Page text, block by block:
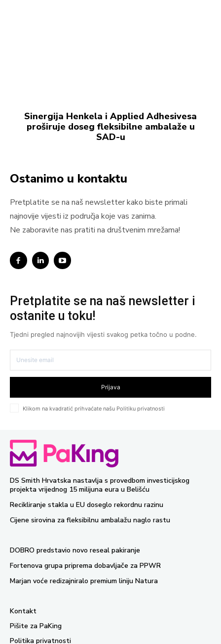
Sinergija Henkela i Applied Adhesivesa
proširuje doseg fleksibilne ambalaže u
SAD-u
Ostanimo u kontaktu
Pretplatite se na naš newsletter kako biste primali
najnovije vijesti iz područja koje vas zanima.
Ne zaboravite nas pratiti na društvenim mrežama!
Pretplatite se na naš newsletter i
ostanite u toku!
Tjedni pregled najnovijih vijesti svakog petka točno u podne.
Prijava
Klikom na kvadratić prihvaćate našu Politiku privatnosti
DS Smith Hrvatska nastavlja s provedbom investicijskog
projekta vrijednog 15 milijuna eura u Belišću
Recikliranje stakla u EU doseglo rekordnu razinu
Cijene sirovina za fleksibilnu ambalažu naglo rastu
DOBRO predstavio novo reseal pakiranje
Fortenova grupa priprema dobavljače za PPWR
Marjan voće redizajniralo premium liniju Natura
Kontakt
Pišite za PaKing
Politika privatnosti